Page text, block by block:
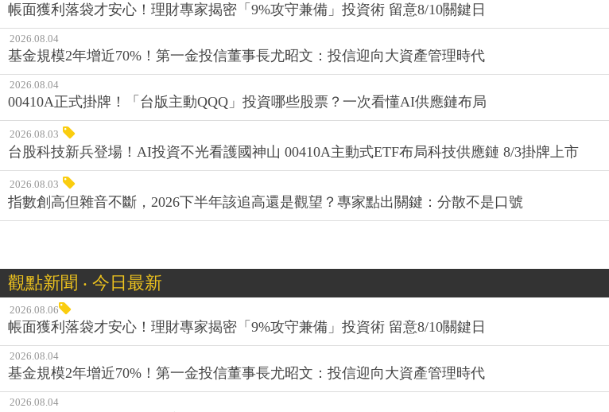
帳面獲利落袋才安心！理財專家揭密「9%攻守兼備」投資術 留意8/10關鍵日
2026.08.04
基金規模2年增近70%！第一金投信董事長尤昭文：投信迎向大資產管理時代
2026.08.04
00410A正式掛牌！「台版主動QQQ」投資哪些股票？一次看懂AI供應鏈布局
2026.08.03
台股科技新兵登場！AI投資不光看護國神山 00410A主動式ETF布局科技供應鏈 8/3掛牌上市
2026.08.03
指數創高但雜音不斷，2026下半年該追高還是觀望？專家點出關鍵：分散不是口號
觀點新聞 ‧ 今日最新
2026.08.06
帳面獲利落袋才安心！理財專家揭密「9%攻守兼備」投資術 留意8/10關鍵日
2026.08.04
基金規模2年增近70%！第一金投信董事長尤昭文：投信迎向大資產管理時代
2026.08.04